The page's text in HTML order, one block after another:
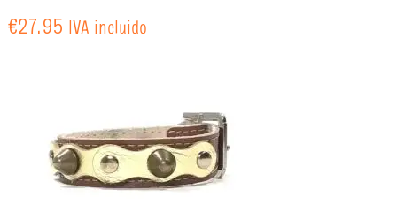
€27.95 IVA incluido